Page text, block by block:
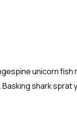
unicorn fish
shark sprat